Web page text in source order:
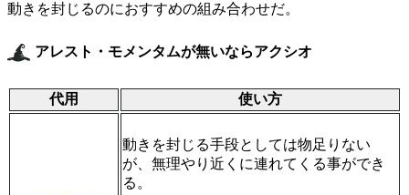
動きを封じるのにおすすめの組み合わせだ。
アレスト・モメンタムが無いならアクシオ
代用 使い方
動きを封じる手段としては物足りない
が、無理やり近くに連れてくる事ができ
る。